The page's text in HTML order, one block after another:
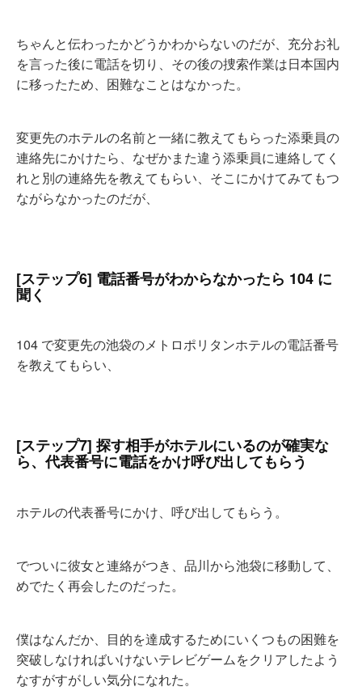
ちゃんと伝わったかどうかわからないのだが、充分お礼
を言った後に電話を切り、その後の捜索作業は日本国内
に移ったため、困難なことはなかった。
変更先のホテルの名前と一緒に教えてもらった添乗員の
連絡先にかけたら、なぜかまた違う添乗員に連絡してく
れと別の連絡先を教えてもらい、そこにかけてみてもつ
ながらなかったのだが、
[ステップ6] 電話番号がわからなかったら 104 に
聞く
104 で変更先の池袋のメトロポリタンホテルの電話番号
を教えてもらい、
[ステップ7] 探す相手がホテルにいるのが確実な
ら、代表番号に電話をかけ呼び出してもらう
ホテルの代表番号にかけ、呼び出してもらう。
でついに彼女と連絡がつき、品川から池袋に移動して、
めでたく再会したのだった。
僕はなんだか、目的を達成するためにいくつもの困難を
突破しなければいけないテレビゲームをクリアしたよう
なすがすがしい気分になれた。